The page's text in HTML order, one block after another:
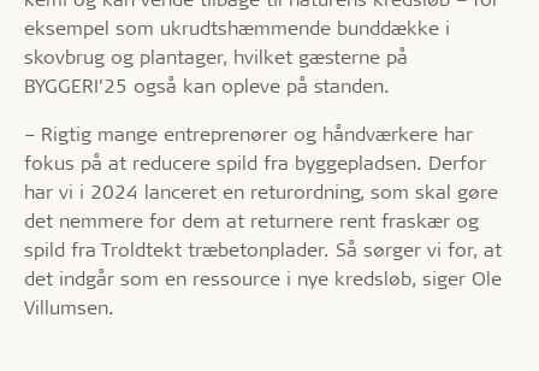
eksempel som ukrudtshæmmende bunddække i
skovbrug og plantager, hvilket gæsterne på
BYGGERI’25 også kan opleve på standen.
– Rigtig mange entreprenører og håndværkere har
fokus på at reducere spild fra byggepladsen. Derfor
har vi i 2024 lanceret en returordning, som skal gøre
det nemmere for dem at returnere rent fraskær og
spild fra Troldtekt træbetonplader. Så sørger vi for, at
det indgår som en ressource i nye kredsløb, siger Ole
Villumsen.